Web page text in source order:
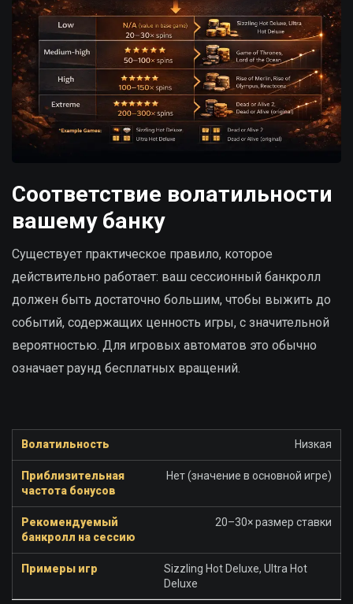
Соответствие волатильности
вашему банку
Существует практическое правило, которое
действительно работает: ваш сессионный банкролл
должен быть достаточно большим, чтобы выжить до
событий, содержащих ценность игры, с значительной
вероятностью. Для игровых автоматов это обычно
означает раунд бесплатных вращений.
Низкая
Нет (значение в основной игре)
20–30× размер ставки
Sizzling Hot Deluxe, Ultra Hot
Deluxe